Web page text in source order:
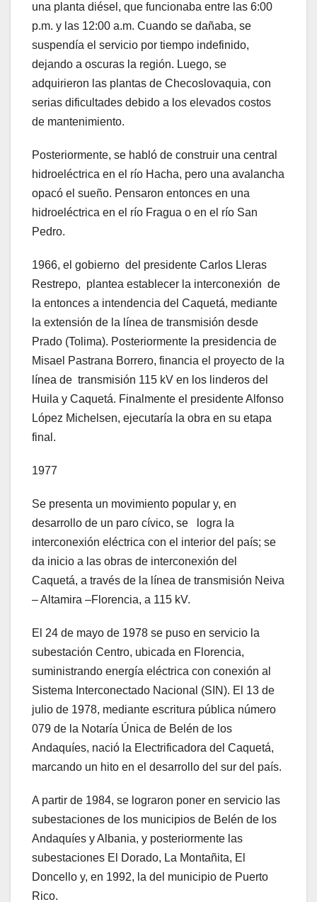
una planta diésel, que funcionaba entre las 6:00
p.m. y las 12:00 a.m. Cuando se dañaba, se
suspendía el servicio por tiempo indefinido,
dejando a oscuras la región. Luego, se
adquirieron las plantas de Checoslovaquia, con
serias dificultades debido a los elevados costos
de mantenimiento.
Posteriormente, se habló de construir una central
hidroeléctrica en el río Hacha, pero una avalancha
opacó el sueño. Pensaron entonces en una
hidroeléctrica en el río Fragua o en el río San
Pedro.
1966, el gobierno del presidente Carlos Lleras
Restrepo, plantea establecer la interconexión de
la entonces a intendencia del Caquetá, mediante
la extensión de la línea de transmisión desde
Prado (Tolima). Posteriormente la presidencia de
Misael Pastrana Borrero, financia el proyecto de la
línea de transmisión 115 kV en los linderos del
Huila y Caquetá. Finalmente el presidente Alfonso
López Michelsen, ejecutaría la obra en su etapa
final.
1977
Se presenta un movimiento popular y, en
desarrollo de un paro cívico, se logra la
interconexión eléctrica con el interior del país; se
da inicio a las obras de interconexión del
Caquetá, a través de la línea de transmisión Neiva
– Altamira –Florencia, a 115 kV.
El 24 de mayo de 1978 se puso en servicio la
subestación Centro, ubicada en Florencia,
suministrando energía eléctrica con conexión al
Sistema Interconectado Nacional (SIN). El 13 de
julio de 1978, mediante escritura pública número
079 de la Notaría Única de Belén de los
Andaquíes, nació la Electrificadora del Caquetá,
marcando un hito en el desarrollo del sur del país.
A partir de 1984, se lograron poner en servicio las
subestaciones de los municipios de Belén de los
Andaquíes y Albania, y posteriormente las
subestaciones El Dorado, La Montañita, El
Doncello y, en 1992, la del municipio de Puerto
Rico.